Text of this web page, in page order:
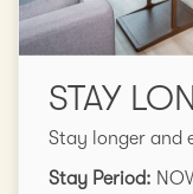
STAY
Stay longer and
Stay Period: